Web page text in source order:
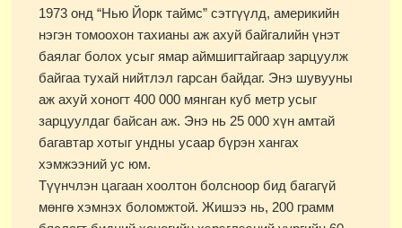
1973 онд “Нью Йорк таймс” сэтгүүлд, америкийн
нэгэн томоохон тахианы аж ахуй байгалийн үнэт
баялаг болох усыг ямар аймшигтайгаар зарцуулж
байгаа тухай нийтлэл гарсан байдаг. Энэ шувууны
аж ахуй хоногт 400 000 мянган куб метр усыг
зарцуулдаг байсан аж. Энэ нь 25 000 хүн амтай
багавтар хотыг ундны усаар бүрэн хангах
хэмжээний ус юм.
Түүнчлэн цагаан хоолтон болсноор бид багагүй
мөнгө хэмнэх боломжтой. Жишээ нь, 200 грамм